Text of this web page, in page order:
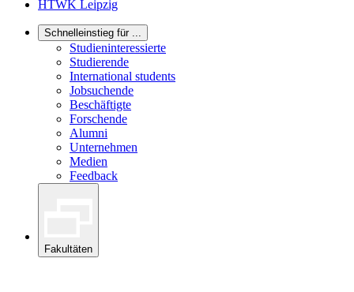
HTWK Leipzig
Schnelleinstieg für ...
Studieninteressierte
Studierende
International students
Jobsuchende
Beschäftigte
Forschende
Alumni
Unternehmen
Medien
Feedback
Fakultäten